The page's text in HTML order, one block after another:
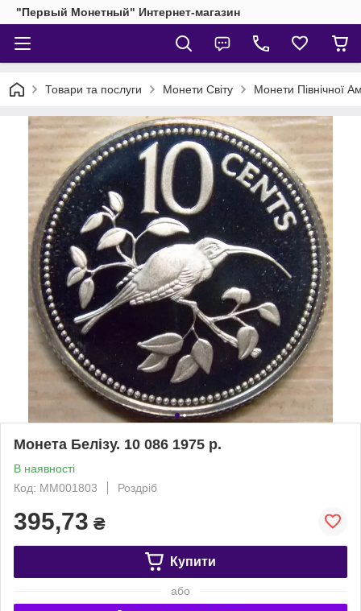
"Первый Монетный" Интернет-магазин
Товари та послуги Монети Світу Монети Північної
Монета Белізу. 10 086 1975 р.
В наявності
Код: ММ001803
Роздріб
395,73 ₴
Купити
або